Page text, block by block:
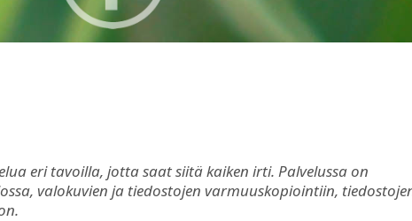
eri tavoilla, jotta saat siitä kaiken irti. Palvelussa on
valokuvien ja tiedostojen varmuuskopiointiin,